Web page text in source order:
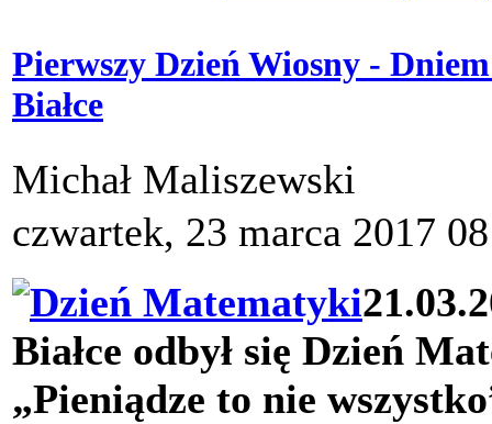
Pierwszy Dzień Wiosny -
Białce
Michał Maliszewski
czwartek, 23 marca 2017
Białce odbył się Dzień
„Pieniądze to nie